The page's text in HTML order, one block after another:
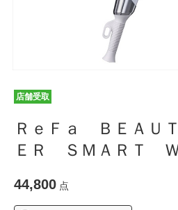
店舗受取
ＲｅＦａ ＢＥＡＵ
ＥＲ ＳＭＡＲＴ
44,800 点